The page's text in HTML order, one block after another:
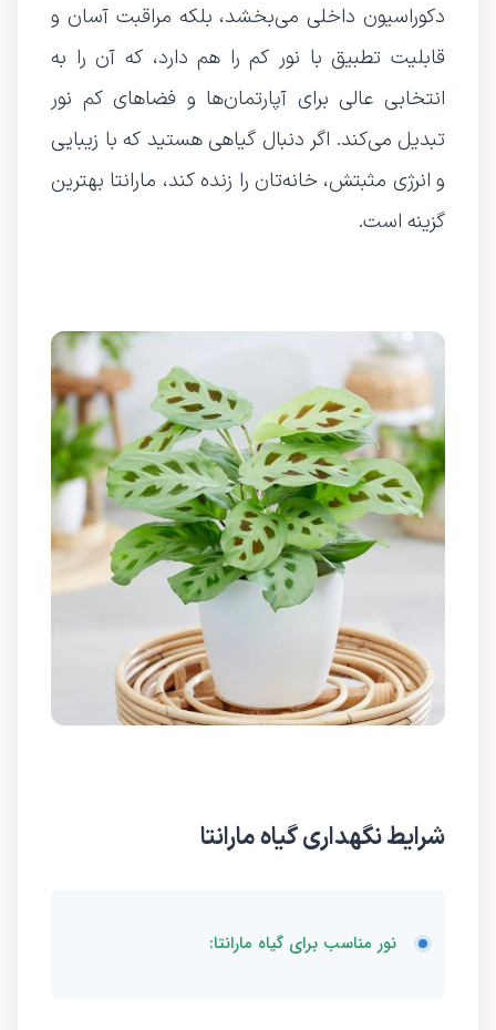
دکوراسیون داخلی می‌بخشد، بلکه مراقبت آسان و
قابلیت تطبیق با نور کم را هم دارد، که آن را به
انتخابی عالی برای آپارتمان‌ها و فضاهای کم نور
تبدیل می‌کند. اگر دنبال گیاهی هستید که با زیبایی
و انرژی مثبتش، خانه‌تان را زنده کند، مارانتا بهترین
گزینه است.
شرایط نگهداری گیاه مارانتا
نور مناسب برای گیاه مارانتا: